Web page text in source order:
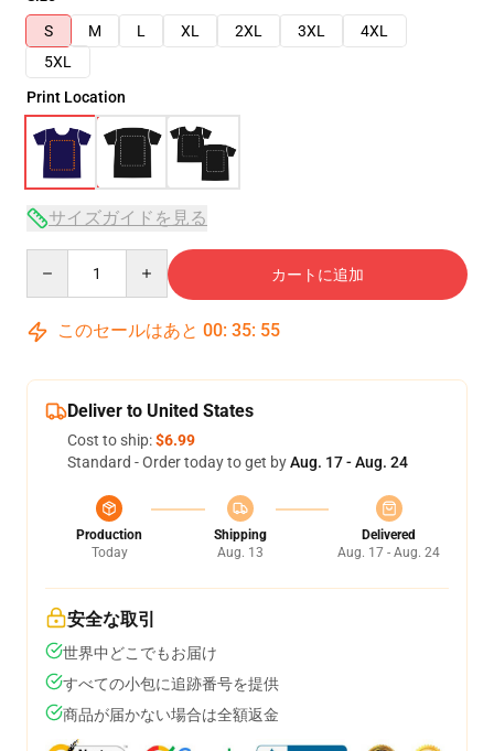
S
M L XL 2XL 3XL
4XL
5XL
Print Location
サイズガイドを見る
カートに追加
このセールはあと 00: 35: 54
Deliver to United States
Cost to ship:$6.99
Standard - Order today to get byAug. 17 - Aug. 24
Production
Today
Shipping
Aug. 13
Delivered
Aug. 17 - Aug. 24
安全な取引
世界中どこでもお届け
すべての小包に追跡番号を提供
商品が届かない場合は全額返金